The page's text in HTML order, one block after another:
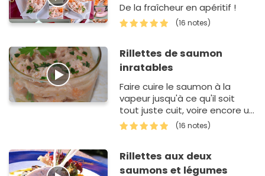
De la fraîcheur en apéritif !
(16 notes)
Rillettes de saumon
inratables
Faire cuire le saumon à la
vapeur jusqu'à ce qu'il soit
tout juste cuit, voire encore un
peu rosé à cœur.environ 15
min en cuit-vapeur, ou 10 min
(16 notes)
Rillettes aux deux
saumons et légumes